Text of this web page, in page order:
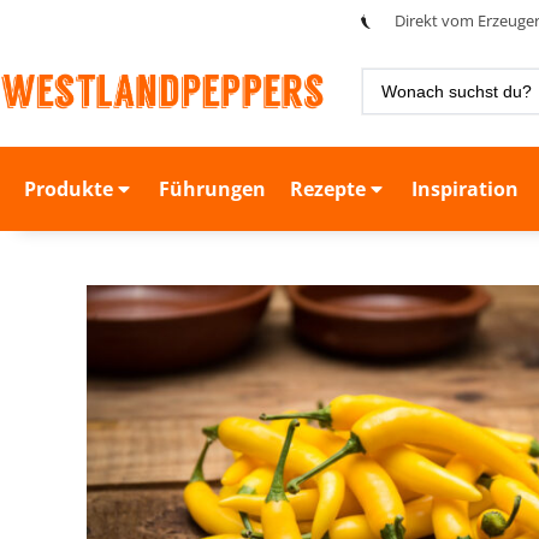
Direkt vom Erzeuger
Produkte Führungen Rezepte Inspiration